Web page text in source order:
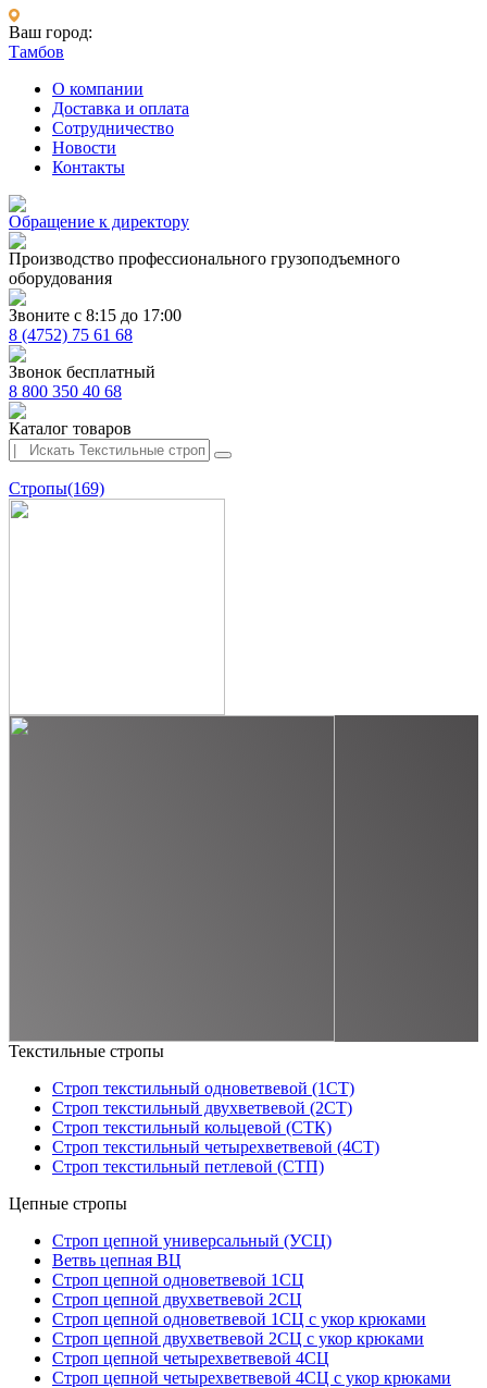
Ваш город:
Тамбов
О компании
Доставка и оплата
Сотрудничество
Новости
Контакты
Обращение к директору
Производство профессионального грузоподъемного
оборудования
Звоните с 8:15 до 17:00
8 (4752) 75 61 68
Звонок бесплатный
8 800 350 40 68
Каталог товаров
Стропы(169)
Текстильные стропы
Строп текстильный одноветвевой (1СТ)
Строп текстильный двухветвевой (2СТ)
Строп текстильный кольцевой (СТК)
Строп текстильный четырехветвевой (4СТ)
Строп текстильный петлевой (СТП)
Цепные стропы
Строп цепной универсальный (УСЦ)
Ветвь цепная ВЦ
Строп цепной одноветвевой 1СЦ
Строп цепной двухветвевой 2СЦ
Строп цепной одноветвевой 1СЦ с укор крюками
Строп цепной двухветвевой 2СЦ с укор крюками
Строп цепной четырехветвевой 4СЦ
Строп цепной четырехветвевой 4СЦ с укор крюками